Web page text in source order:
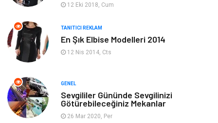
Ev Dekorasyon Organizasyon
Anne & Çocuk Genel Kültür
Ev İşleri
12 Eki 2018, Cum
TANITICI REKLAM
En Şık Elbise Modelleri 2014
12 Nis 2014, Cts
GENEL
Sevgililer Gününde Sevgilinizi
Götürebileceğiniz Mekanlar
26 Mar 2020, Per